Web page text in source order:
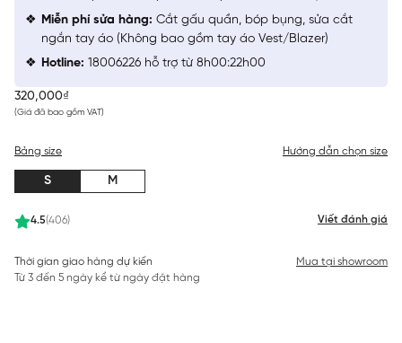
320,000₫
(Giá đã bao gồm VAT)
4.5(406) Viết đánh giá
Bảng size Hướng dẫn chọn size
S M
Thời gian giao hàng dự kiến
Từ 3 đến 5 ngày kể từ ngày đặt hàng
Mua tại showroom
Miễn phí sửa hàng: Cắt gấu quần, bóp bụng, sửa cắt
ngắn tay áo (Không bao gồm tay áo Vest/Blazer)
Hotline: 18006226 hỗ trợ từ 8h00:22h00